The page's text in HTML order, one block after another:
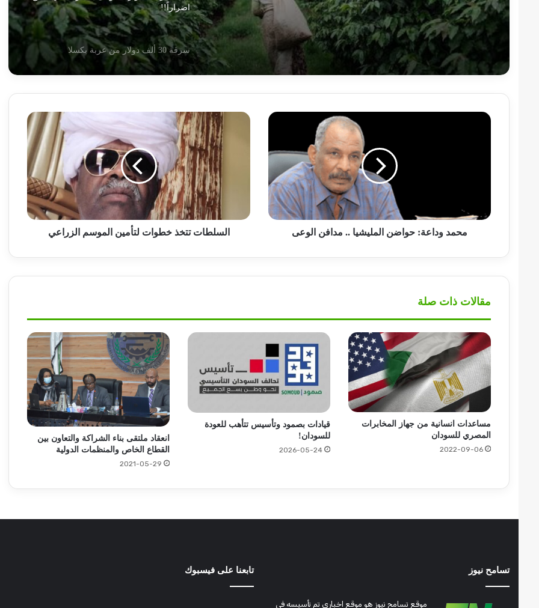
اضراراً!!
سرقة 30 ألف دولار من عربة بكسلا
ترتيبات جديدة بالعودة الطوعية ودول تساهم في
وزير المالية يدعو للشفافية في الحسابات البنكية
بمنظمات الامم المتحدة العاملة بالخرطوم.
وزير مصري: لن نسمح ببناء سدود إثيوبية جديدة
على مجرى النيل
تفاصيل ما حدث بالحدود السودانية الإثيوبية
شؤون الأحزاب السياسية
وزير المالية يعلن بشريات .. زيادة معدل النمو
وانخفاض التضخم!!
أهم عناوين أخبار السودان اليوم الجمعة
المباحث تضبط أخطر متهم بسرقة دولارية
سرقة 30 ألف دولار من عربة بكسلا
محمد
محمد وداعة: حواضن المليشيا .. مدافن الوعى
السلطات
السلطات تتخذ خطوات لتأمين الموسم الزراعي
مقالات ذات صلة
مساعدات انسانية من جهاز المخابرات
المصري للسودان
2022-09-06
قيادات بصمود وتأسيس تتأهب للعودة
للسودان!
2026-05-24
انعقاد ملتقى بناء الشراكة والتعاون بين
القطاع الخاص والمنظمات الدولية
2021-05-29
تسامح نيوز
موقع تسامح نيوز هو موقع اخباري تم تأسيسه في
تابعنا على فيسبوك